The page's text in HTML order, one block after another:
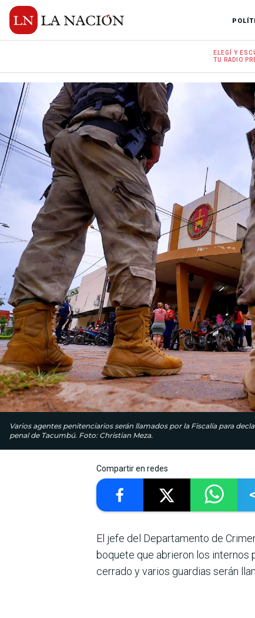
ELEGÍ Y
TU RADIO
Varios agentes penitenciarios serán llamados por la Fiscalía para
penal de Tacumbú. Foto: Christian Meza.
Compartir en redes
El jefe del Departamento de
boquete que abrieron los internos
cerrado y varios guardias serán